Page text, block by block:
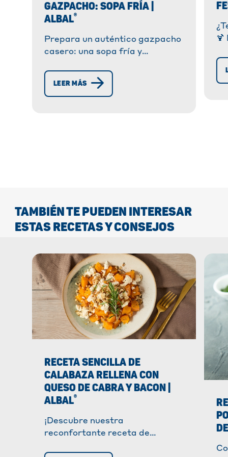
GAZPACHO: SOPA FRÍA |
ALBAL®
Prepara un auténtico gazpacho
casero: una sopa fría y
verano. ¡Sencillo, rápido y ideal
para comidas ligeras!
LEER MÁS
🍹
TAMBIÉN TE PUEDEN INTERESAR
ESTAS RECETAS Y CONSEJOS
RECETA SENCILLA DE
CALABAZA RELLENA CON
QUESO DE CABRA Y BACON |
ALBAL®
¡Descubre nuestra
reconfortante receta de